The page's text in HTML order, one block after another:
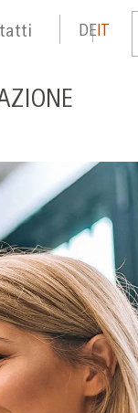
DEIT
de